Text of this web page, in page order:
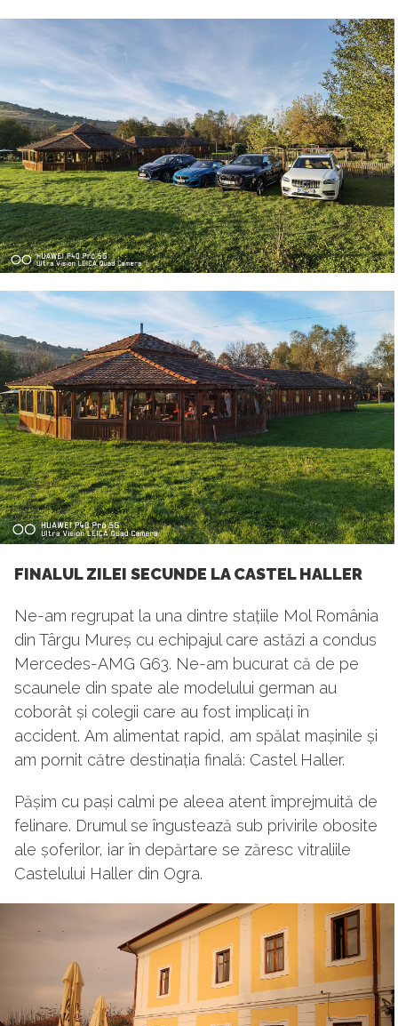
FINALUL ZILEI SECUNDE LA CASTEL HALLER
Ne-am regrupat la una dintre stațiile Mol România
din Târgu Mureș cu echipajul care astăzi a condus
Mercedes-AMG G63. Ne-am bucurat că de pe
scaunele din spate ale modelului german au
coborât și colegii care au fost implicați în
accident. Am alimentat rapid, am spălat mașinile și
am pornit către destinația finală: Castel Haller.
Pășim cu pași calmi pe aleea atent împrejmuită de
felinare. Drumul se îngustează sub privirile obosite
ale șoferilor, iar în depărtare se zăresc vitraliile
Castelului Haller din Ogra.